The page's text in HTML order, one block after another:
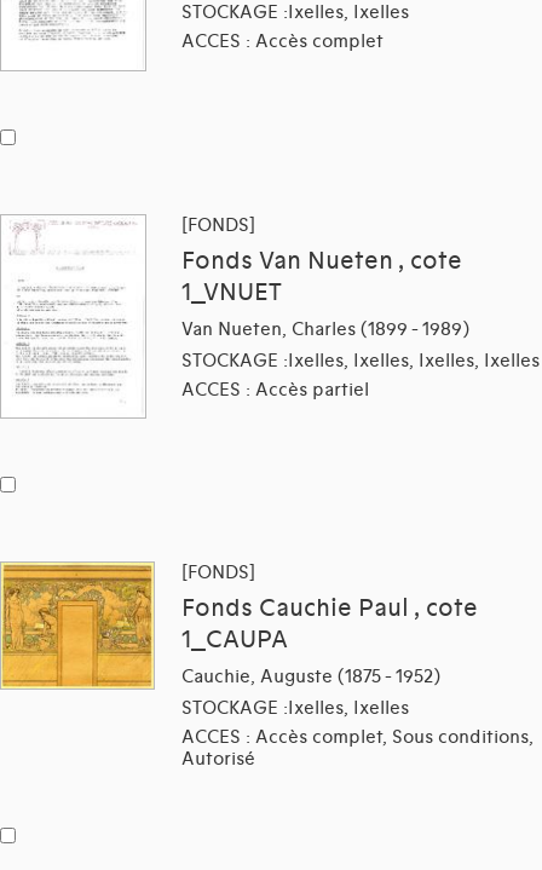
STOCKAGE :Ixelles, Ixelles
ACCES : Accès complet
[FONDS]
Fonds Van Nueten , cote
1_VNUET
Van Nueten, Charles (1899 - 1989)
STOCKAGE :Ixelles, Ixelles, Ixelles, Ixelles
ACCES : Accès partiel
[FONDS]
Fonds Cauchie Paul , cote
1_CAUPA
Cauchie, Auguste (1875 - 1952)
STOCKAGE :Ixelles, Ixelles
ACCES : Accès complet, Sous conditions,
Autorisé